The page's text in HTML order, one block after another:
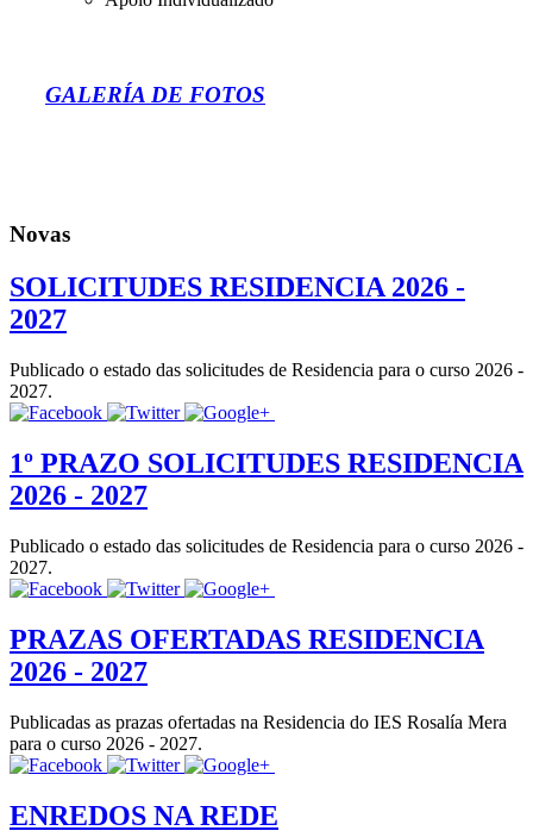
GALERÍA DE FOTOS
Novas
SOLICITUDES RESIDENCIA 2026 -
2027
Publicado o estado das solicitudes de Residencia para o curso 2026 -
2027.
1º PRAZO SOLICITUDES RESIDENCIA
2026 - 2027
Publicado o estado das solicitudes de Residencia para o curso 2026 -
2027.
PRAZAS OFERTADAS RESIDENCIA
2026 - 2027
Publicadas as prazas ofertadas na Residencia do IES Rosalía Mera
para o curso 2026 - 2027.
ENREDOS NA REDE